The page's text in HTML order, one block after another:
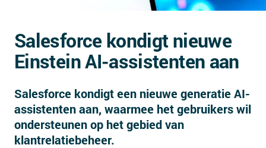
CRM vacatures
Over ons
Contact
Salesforce kondigt nieuwe
Einstein AI-assistenten aan
Salesforce kondigt een nieuwe generatie AI-
assistenten aan, waarmee het gebruikers wil
ondersteunen op het gebied van
klantrelatiebeheer.